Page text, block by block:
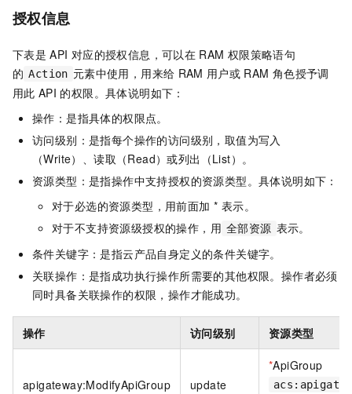
授权信息
下表是 API 对应的授权信息，可以在 RAM 权限策略语句
的 Action 元素中使用，用来给 RAM 用户或 RAM 角色授予调
用此 API 的权限。具体说明如下：
操作：是指具体的权限点。
访问级别：是指每个操作的访问级别，取值为写入
（Write）、读取（Read）或列出（List）。
资源类型：是指操作中支持授权的资源类型。具体说明如下：
对于必选的资源类型，用前面加 * 表示。
对于不支持资源级授权的操作，用 全部资源 表示。
条件关键字：是指云产品自身定义的条件关键字。
关联操作：是指成功执行操作所需要的其他权限。操作者必须
同时具备关联操作的权限，操作才能成功。
操作 访问级别 资源类型
apigateway:ModifyApiGroup update
*ApiGroup